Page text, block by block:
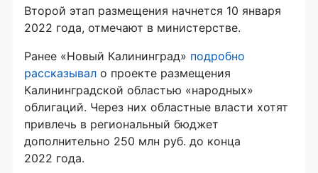
Второй этап размещения начнется 10 января
2022 года, отмечают в министерстве.
Ранее «Новый Калининград» подробно
рассказывал о проекте размещения
Калининградской областью «народных»
облигаций. Через них областные власти хотят
привлечь в региональный бюджет
дополнительно 250 млн руб. до конца
2022 года.